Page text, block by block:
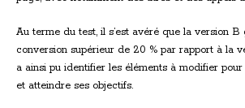
Au terme du test, il s’est avéré que la version
conversion supérieur de 20 % par rapport à la
a ainsi pu identifier les éléments à modifier
et atteindre ses objectifs.